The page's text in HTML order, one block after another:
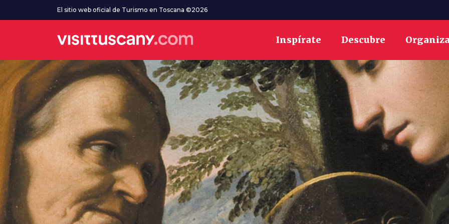
Ve al contenido principalEl sitio web oficial de Turismo en Toscana ©2026
Inspírate Descubre Organiza